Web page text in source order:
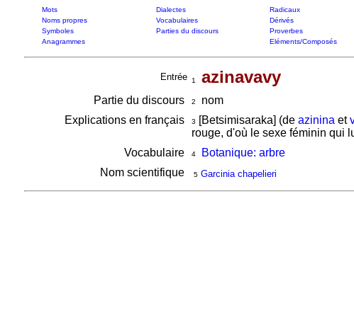
Mots Dialectes Radicaux
Noms propres
Vocabulaires Dérivés
Symboles
Parties du discours Proverbes
Anagrammes
Eléments/Composés
Entrée 1 azinavavy
Partie du discours 2
nom
Explications en français
3 [Betsimisaraka] (de azinina et
rouge, d'où le sexe féminin qui
Vocabulaire 4
Botanique: arbre
Nom scientifique
5 Garcinia chapelieri